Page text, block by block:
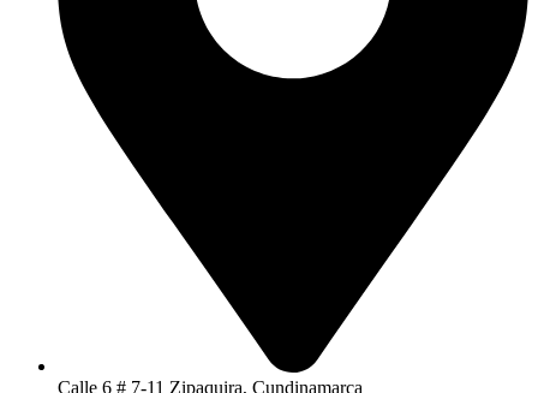
Calle 6 # 7-11 Zipaquira, Cundinamarca